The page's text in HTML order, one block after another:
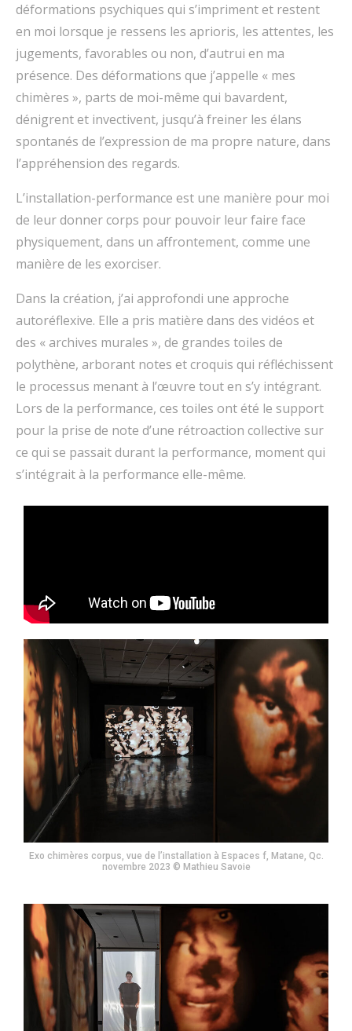
déformations psychiques qui s’impriment et restent
en moi lorsque je ressens les aprioris, les attentes, les
jugements, favorables ou non, d’autrui en ma
présence. Des déformations que j’appelle « mes
chimères », parts de moi-même qui bavardent,
dénigrent et invectivent, jusqu’à freiner les élans
spontanés de l’expression de ma propre nature, dans
l’appréhension des regards.
L’installation-performance est une manière pour moi
de leur donner corps pour pouvoir leur faire face
physiquement, dans un affrontement, comme une
manière de les exorciser.
Dans la création, j’ai approfondi une approche
autoréflexive. Elle a pris matière dans des vidéos et
des « archives murales », de grandes toiles de
polythène, arborant notes et croquis qui réfléchissent
le processus menant à l’œuvre tout en s’y intégrant.
Lors de la performance, ces toiles ont été le support
pour la prise de note d’une rétroaction collective sur
ce qui se passait durant la performance, moment qui
s’intégrait à la performance elle-même.
Exo chimères corpus, vue de l’installation à Espaces f, Matane, Qc.
novembre 2023 © Mathieu Savoie